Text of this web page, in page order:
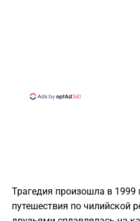
Трагедия произошла в 1999
путешествия по чилийской